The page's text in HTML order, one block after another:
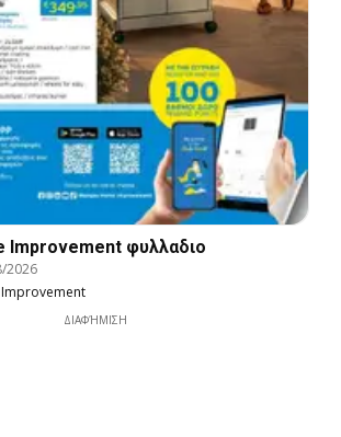
Improvement φυλλαδιο
2026
ΔΙΑΦΉΜΙΣΗ